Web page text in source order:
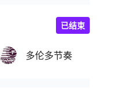
多伦多节奏
已结束